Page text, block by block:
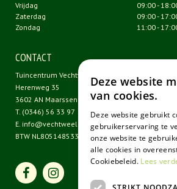
Vrijdag
09:00 -
Zaterdag
09:00 -
Zondag
11:00 -
CONTACT
Tuincentrum Vechtweelde
Herenweg 35
3602 AN Maarssen
T. (0346) 56 33 97
E. info@vechtweelde.nl
BTW NL805148533B01
Deze website
van cookies.
Deze website gebruikt
gebruikerservaring te
onze website te
alle cookies in
Cookiebeleid. Lees